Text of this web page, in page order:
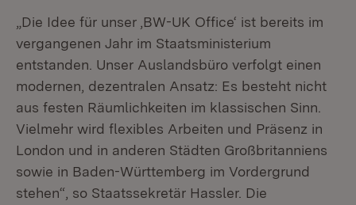
„Die Idee für unser ,BW-UK Office‘ ist bereits im
vergangenen Jahr im Staatsministerium
entstanden. Unser Auslandsbüro verfolgt einen
modernen, dezentralen Ansatz: Es besteht nicht
aus festen Räumlichkeiten im klassischen Sinn.
Vielmehr wird flexibles Arbeiten und Präsenz in
London und in anderen Städten Großbritanniens
sowie in Baden-Württemberg im Vordergrund
stehen“, so Staatssekretär Hassler. Die